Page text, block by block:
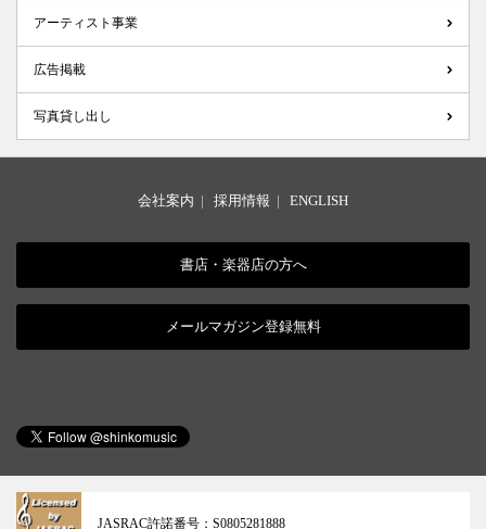
アーティスト事業
広告掲載
写真貸し出し
会社案内 | 採用情報 | ENGLISH
書店・楽器店の方へ
メールマガジン登録無料
JASRAC許諾番号： S0805281888